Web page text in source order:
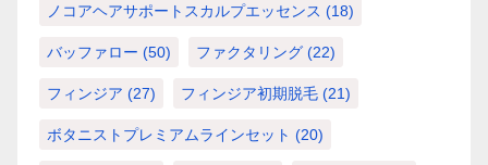
ノコアヘアサポートスカルプエッセンス (18)
バッファロー (50) ファクタリング (22)
フィンジア (27) フィンジア初期脱毛 (21)
ボタニストプレミアムラインセット (20)